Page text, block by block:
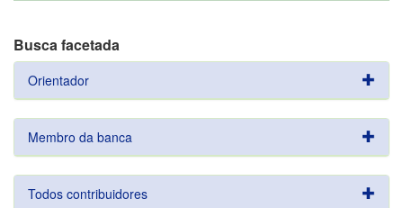
Busca facetada
Orientador
Membro da banca
Todos contribuidores